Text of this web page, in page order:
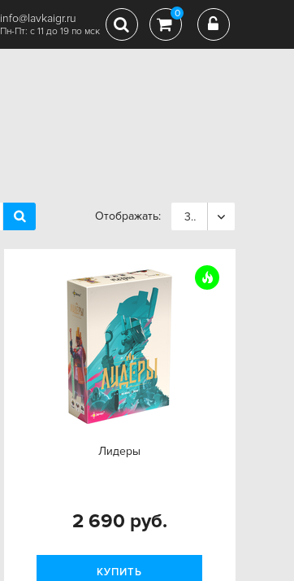
info@lavkaigr.ru
Пн-Пт: с 11 до 19 по мск
0
Отображать: 36
Лидеры
2 690 руб.
КУПИТЬ